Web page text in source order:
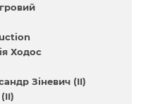
Ходос
Зіневич (II)